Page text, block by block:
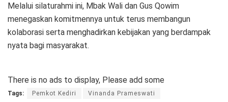
Melalui silaturahmi ini, Mbak Wali dan Gus Qowim
menegaskan komitmennya untuk terus membangun
kolaborasi serta menghadirkan kebijakan yang berdampak
nyata bagi masyarakat.
There is no ads to display, Please add some
Tags: Pemkot Kediri Vinanda Prameswati